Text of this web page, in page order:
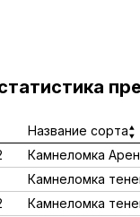
Название сорта
Камнеломка
Камнеломка
Камнеломка